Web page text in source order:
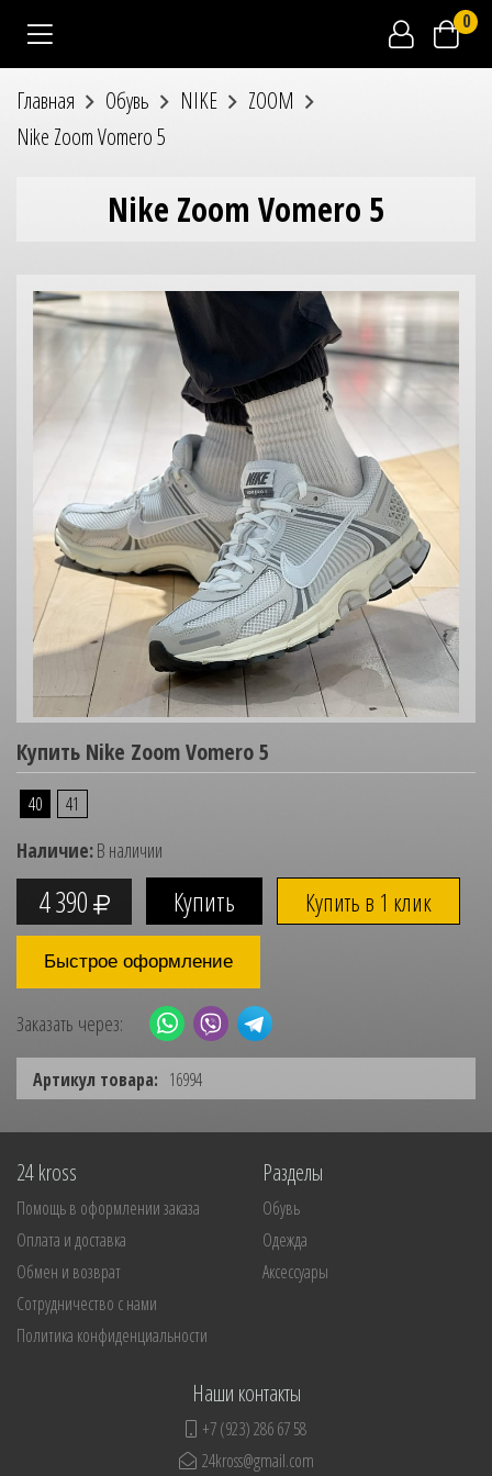
0
Главная Обувь NIKE
ZOOM
Nike Zoom Vomero 5
Nike Zoom Vomero 5
Купить Nike Zoom Vomero 5
40 41
Наличие:В наличии
4 390 Купить в 1 клик
Быстрое оформление
Заказать через:
Артикул товара: 16994
24 kross
Помощь в оформлении заказа
Оплата и доставка
Обмен и возврат
Сотрудничество с нами
Политика конфиденциальности
Разделы
Обувь
Одежда
Аксессуары
Наши контакты
+7 (923) 286 67 58
24kross@gmail.com